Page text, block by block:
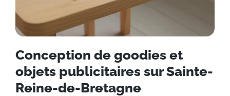
Conception de goodies et
objets publicitaires sur Sainte-
Reine-de-Bretagne